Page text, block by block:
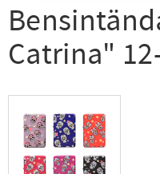
Catrina"